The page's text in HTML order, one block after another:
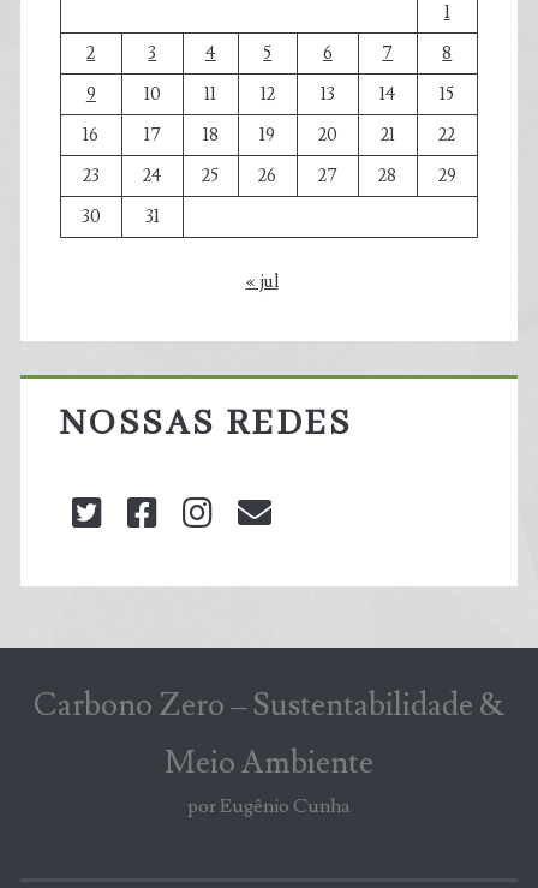
1
2
3 4 5 6 7
8
9
10 11 12 13 14
15
16
17 18 19 20 21
22
23
24 25 26 27 28
29
30
31
« jul
NOSSAS REDES
twitterfacebookinstagram
Carbono Zero – Sustentabilidade &
Meio Ambiente
por Eugênio Cunha